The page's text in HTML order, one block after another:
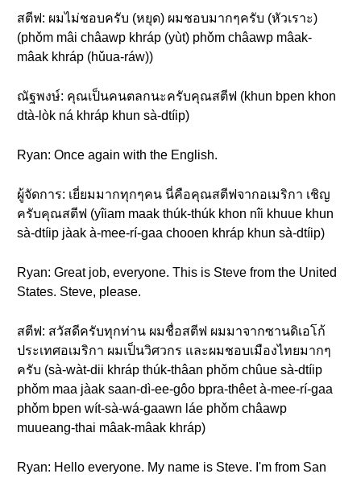
สตีฟ: ผมไม่ชอบครับ (หยุด) ผมชอบมากๆครับ (หัวเราะ)
(phǒm mâi châawp khráp (yùt) phǒm châawp mâak-
mâak khráp (hǔua-ráw))
ณัฐพงษ์: คุณเป็นคนตลกนะครับคุณสตีฟ (khun bpen khon
dtà-lòk ná khráp khun sà-dtíip)
Ryan: Once again with the English.
ผู้จัดการ: เยี่ยมมากทุกๆคน นี่คือคุณสตีฟจากอเมริกา เชิญ
ครับคุณสตีฟ (yîiam maak thúk-thúk khon nîi khuue khun
sà-dtíip jàak à-mee-rí-gaa chooen khráp khun sà-dtíip)
Ryan: Great job, everyone. This is Steve from the United
States. Steve, please.
สตีฟ: สวัสดีครับทุกท่าน ผมชื่อสตีฟ ผมมาจากซานดิเอโก้
ประเทศอเมริกา ผมเป็นวิศวกร และผมชอบเมืองไทยมากๆ
ครับ (sà-wàt-dii khráp thúk-thâan phǒm chûue sà-dtíip
phǒm maa jàak saan-dì-ee-gôo bpra-thêet à-mee-rí-gaa
phǒm bpen wít-sà-wá-gaawn láe phǒm châawp
muueang-thai mâak-mâak khráp)
Ryan: Hello everyone. My name is Steve. I'm from San